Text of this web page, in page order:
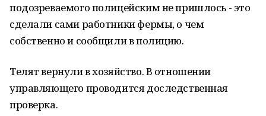
подозреваемого полицейским не пришлось - это
сделали сами работники фермы, о чем
собственно и сообщили в полицию.
Телят вернули в хозяйство. В отношении
управляющего проводится доследственная
проверка.